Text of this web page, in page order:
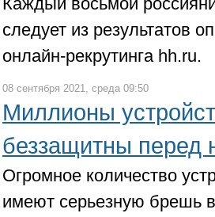
следует из результатов
онлайн-рекрутинга hh.ru.
08 сентября 2021, среда 09:50
Миллионы
беззащитны перед
Огромное количество
имеют серьезную брешь